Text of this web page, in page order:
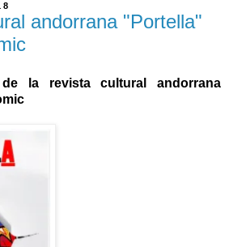
andorrana "Portella"
la revista cultural andorrana